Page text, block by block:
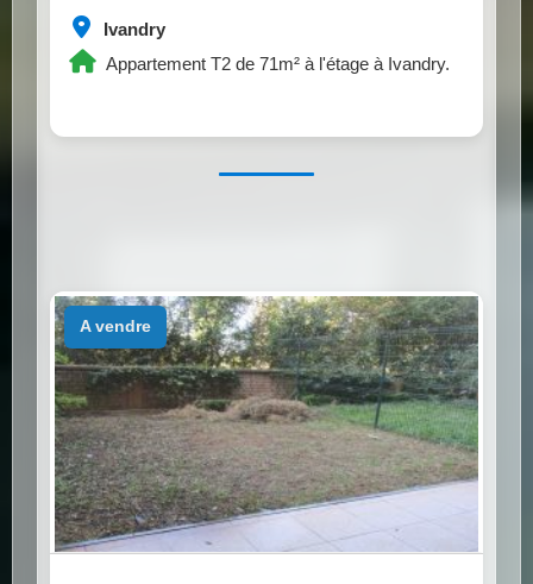
Ivandry
Appartement T2 de 71m² à l'étage à Ivandry.
a vendre